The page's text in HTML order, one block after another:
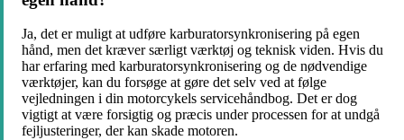
Ja, det er muligt at udføre karburatorsynkronisering på egen
hånd, men det kræver særligt værktøj og teknisk viden. Hvis du
har erfaring med karburatorsynkronisering og de nødvendige
værktøjer, kan du forsøge at gøre det selv ved at følge
vejledningen i din motorcykels servicehåndbog. Det er dog
vigtigt at være forsigtig og præcis under processen for at undgå
fejljusteringer, der kan skade motoren.